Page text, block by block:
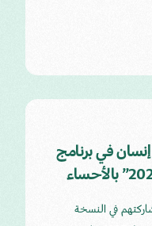
من أبناء إنسان في برنامج
مشاركتهم في النسخة